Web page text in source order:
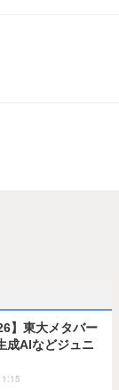
】東大メタバー
成AIなどジュニ